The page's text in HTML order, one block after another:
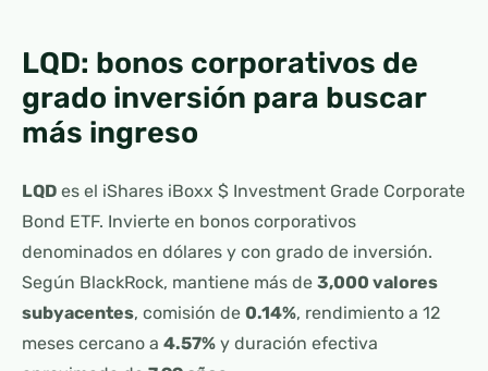
LQD: bonos corporativos de
grado inversión para buscar
más ingreso
LQD es el iShares iBoxx $ Investment Grade Corporate
Bond ETF. Invierte en bonos corporativos
denominados en dólares y con grado de inversión.
Según BlackRock, mantiene más de 3,000 valores
subyacentes, comisión de 0.14%, rendimiento a 12
meses cercano a 4.57% y duración efectiva